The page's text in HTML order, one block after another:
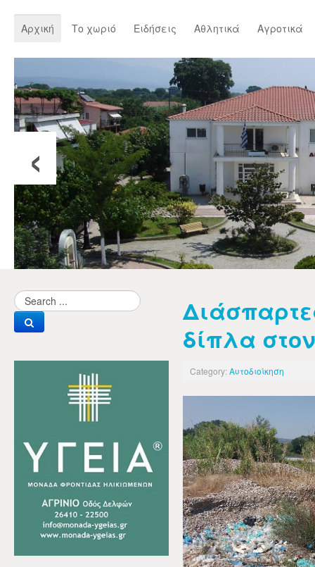
Αρχική Το χωριό Ειδήσεις Αθλητικά Αγροτικά
‹
δίπλα
Category:Αυτοδιοίκηση